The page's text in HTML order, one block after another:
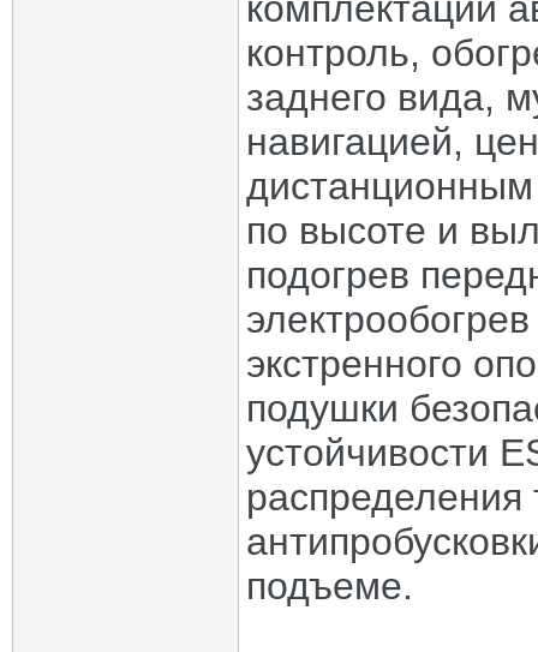
контроль,
заднего вида,
навигацией,
дистанционным
по высоте и
подогрев
экстренного
подушки
устойчивости
подъеме.